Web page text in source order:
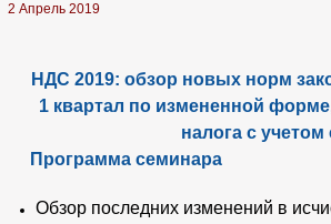
2 Апрель 2019
НДС 2019: обзор новых норм
1 квартал по измененной
налога с
Программа семинара
Обзор последних изменений в